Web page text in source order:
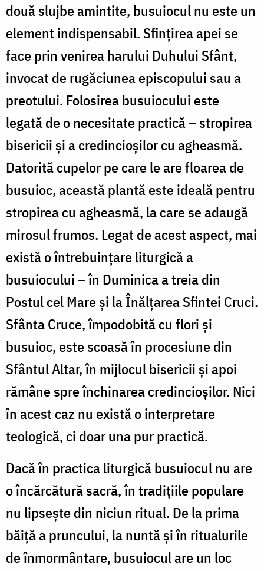
două slujbe amintite, busuiocul nu este un
element indispensabil. Sfințirea apei se
face prin venirea harului Duhului Sfânt,
invocat de rugăciunea episcopului sau a
preotului. Folosirea busuiocului este
legată de o necesitate practică – stropirea
bisericii și a credincioșilor cu agheasmă.
Datorită cupelor pe care le are floarea de
busuioc, această plantă este ideală pentru
stropirea cu agheasmă, la care se adaugă
mirosul frumos. Legat de acest aspect, mai
există o întrebuințare liturgică a
busuiocului – în Duminica a treia din
Postul cel Mare și la Înălțarea Sfintei Cruci.
Sfânta Cruce, împodobită cu flori și
busuioc, este scoasă în procesiune din
Sfântul Altar, în mijlocul bisericii și apoi
rămâne spre închinarea credincioșilor. Nici
în acest caz nu există o interpretare
teologică, ci doar una pur practică.
Dacă în practica liturgică busuiocul nu are
o încărcătură sacră, în tradițiile populare
nu lipsește din niciun ritual. De la prima
băiță a pruncului, la nuntă și în ritualurile
de înmormântare, busuiocul are un loc